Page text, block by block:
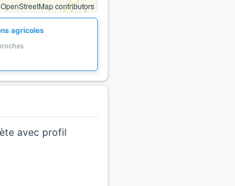
contributors
agricoles
avec profil